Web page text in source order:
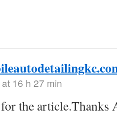
16 h 27 min
the article.Thanks